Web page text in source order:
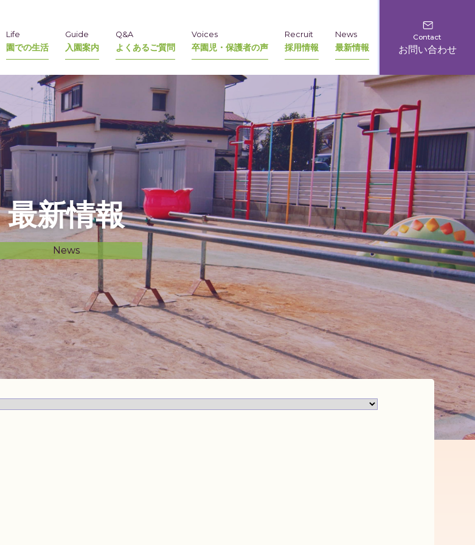
Life
園での生活
Guide
入園案内
Q&A
よくあるご質問
Voices
卒園児・保護者の声
Recruit
採用情報
News
最新情報 お問い合わせ
Contact
最新情報
News